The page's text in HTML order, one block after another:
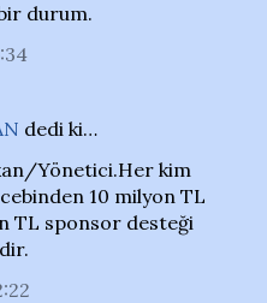
durum.
dedi ki…
Yönetici.Her kim
10 milyon TL
TL sponsor desteği